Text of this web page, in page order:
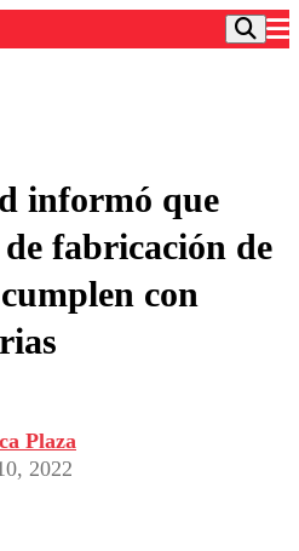
TV
informó que
fabricación de
con
Plaza
2022